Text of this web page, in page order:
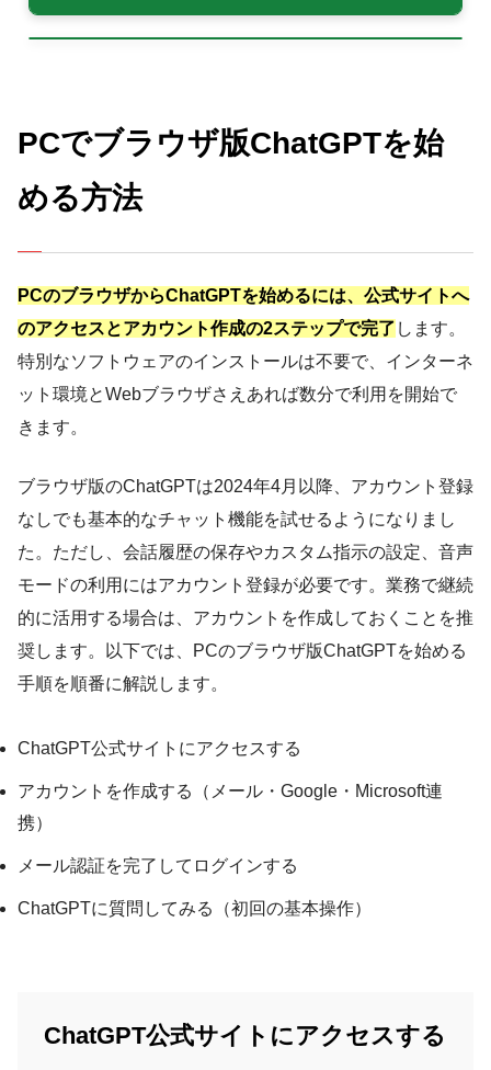
PCでブラウザ版ChatGPTを始
める方法
PCのブラウザからChatGPTを始めるには、公式サイトへ
のアクセスとアカウント作成の2ステップで完了 します。
特別なソフトウェアのインストールは不要で、インターネ
ット環境とWebブラウザさえあれば数分で利用を開始で
きます。
ブラウザ版のChatGPTは2024年4月以降、アカウント登録
なしでも基本的なチャット機能を試せるようになりまし
た。ただし、会話履歴の保存やカスタム指示の設定、音声
モードの利用にはアカウント登録が必要です。業務で継続
的に活用する場合は、アカウントを作成しておくことを推
奨します。以下では、PCのブラウザ版ChatGPTを始める
手順を順番に解説します。
ChatGPT公式サイトにアクセスする
アカウントを作成する（メール・Google・Microsoft連
携）
メール認証を完了してログインする
ChatGPTに質問してみる（初回の基本操作）
ChatGPT公式サイトにアクセスする